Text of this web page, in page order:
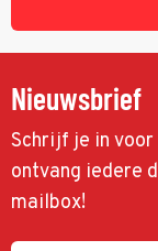
Nieuwsbrief
Schrijf je in
ontvang iedere
mailbox!